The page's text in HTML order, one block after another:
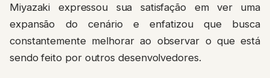
Miyazaki expressou sua satisfação em ver uma
expansão do cenário e enfatizou que busca
constantemente melhorar ao observar o que está
sendo feito por outros desenvolvedores.